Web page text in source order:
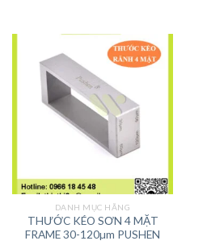
DANH MỤC HÃNG
THƯỚC KÉO SƠN 4 MẶT
FRAME 30-120µm PUSHEN